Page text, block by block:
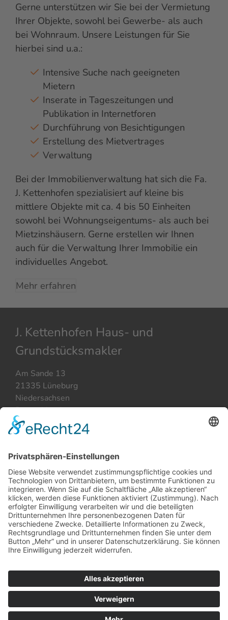
Gerne unterstützen wir Sie bei der Vermietung
Ihrer Objekte, sowohl bei Gewerbe- als auch
bei Wohnraum. Unsere Leistungen für Sie
hierbei sind u.a.:
Intensive Suche nach geeigneten
Mietern
Inserate in Tageszeitungen und
Publikation in Internetforen
Durchführung von Besichtigungen
Erstellung des Mietvertrages
Verwaltung
Bei der Immobilienverwaltung hat sich die Fa.
J. Kettenhofen spezialisiert auf kleine bis
mittlere Objekte mit ca. 4 bis 50 Einheiten
sowohl bei Wohnungseigentums- als auch bei
Mietzinshäusern. Gerne erstellen wir Ihnen
auch für die Verwaltung Ihrer Immobilie ein
individuelles Angebot.
Mehr erfahren
J. Kettenhofen Haus- und
Grundstücksmakler
Am Sande 13
21335 Lüneburg
Niedersachsen
Deutschland
+49 (0) 4131 420 66
kontakt@kettenhofen.net
Kontakt
Datenschutz
Impressum